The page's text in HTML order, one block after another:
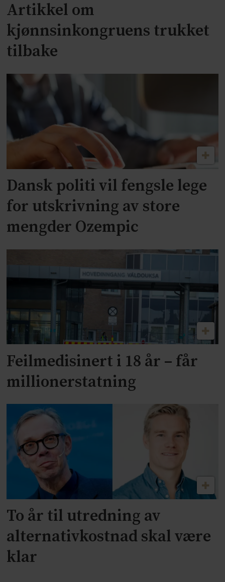
Artikkel om
kjønnsinkongruens trukket
tilbake
Dansk politi vil fengsle lege
for utskrivning av store
mengder Ozempic
Feilmedisinert i 18 år – får
millionerstatning
To år til utredning av
alternativkostnad skal være
klar